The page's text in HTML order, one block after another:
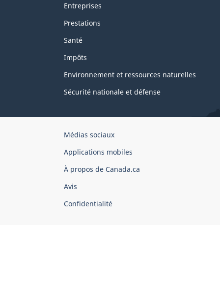
Entreprises
Prestations
Santé
Impôts
Environnement et ressources naturelles
Sécurité nationale et défense
Organisation
gouvernement
du
Canada
Médias sociaux
Applications mobiles
À propos de Canada.ca
Avis
Confidentialité